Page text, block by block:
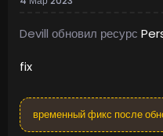
Devill обновил ресурс
fix
временный фикс после